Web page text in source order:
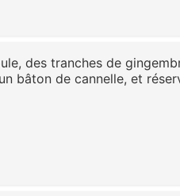
des tranches de
bâton de cannelle, et